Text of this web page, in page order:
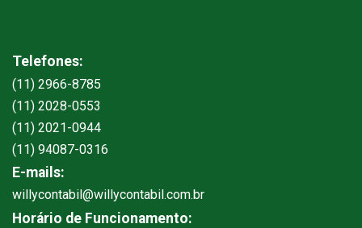
Telefones:
(11) 2966-8785
(11) 2028-0553
(11) 2021-0944
(11) 94087-0316
E-mails:
willycontabil@willycontabil.com.br
Horário de Funcionamento: